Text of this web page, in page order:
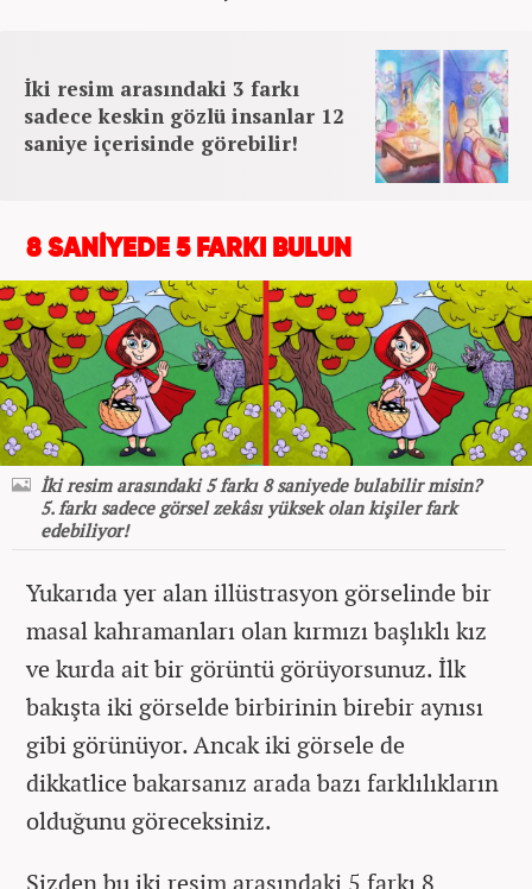
İki resim arasındaki 3 farkı
sadece keskin gözlü insanlar 12
saniye içerisinde görebilir!
8 SANİYEDE 5 FARKI BULUN
İki resim arasındaki 5 farkı 8 saniyede bulabilir misin?
5. farkı sadece görsel zekâsı yüksek olan kişiler fark
edebiliyor!
Yukarıda yer alan illüstrasyon görselinde bir
masal kahramanları olan kırmızı başlıklı kız
ve kurda ait bir görüntü görüyorsunuz. İlk
bakışta iki görselde birbirinin birebir aynısı
gibi görünüyor. Ancak iki görsele de
dikkatlice bakarsanız arada bazı farklılıkların
olduğunu göreceksiniz.
Sizden bu iki resim arasındaki 5 farkı 8